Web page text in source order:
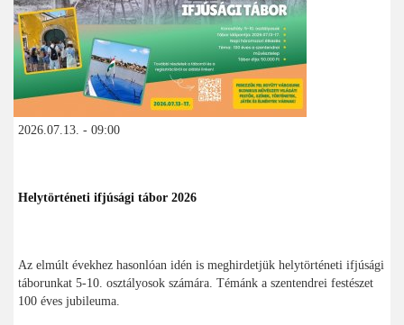
2026.07.13. - 09:00
Helytörténeti ifjúsági tábor 2026
Az elmúlt évekhez hasonlóan idén is meghirdetjük helytörténeti ifjúsági
táborunkat 5-10. osztályosok számára. Témánk a szentendrei festészet
100 éves jubileuma.